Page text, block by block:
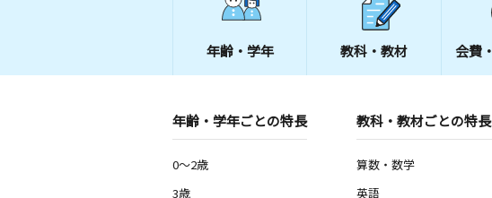
年齢・学年 教科・教材 会費・
年齢・学年ごとの特長
0～2歳
3歳
教科・教材ごとの特長
算数・数学
英語